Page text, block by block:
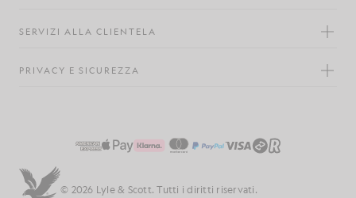
SERVIZI ALLA CLIENTELA
PRIVACY E SICUREZZA
© 2026 Lyle & Scott. Tutti i diritti riservati.